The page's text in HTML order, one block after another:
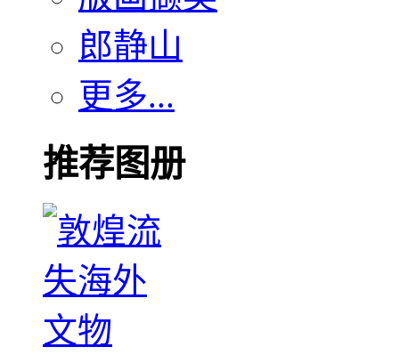
郎静山
更多...
推荐图册